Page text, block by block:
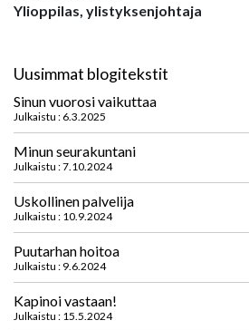
Ylioppilas, ylistyksenjohtaja
Uusimmat blogitekstit
Sinun vuorosi vaikuttaa
Julkaistu : 6.3.2025
Minun seurakuntani
Julkaistu : 7.10.2024
Uskollinen palvelija
Julkaistu : 10.9.2024
Puutarhan hoitoa
Julkaistu : 9.6.2024
Kapinoi vastaan!
Julkaistu : 15.5.2024